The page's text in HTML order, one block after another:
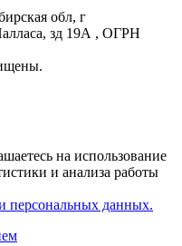
обл, г
зд 19А , ОГРН
на использование
и анализа работы
персональных данных.